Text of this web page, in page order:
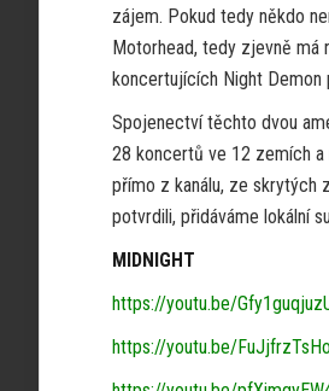
zájem. Pokud tedy někdo
Motorhead, tedy zjevně má
koncertujících Night Demon
Spojenectví těchto dvou
28 koncertů ve 12 zemích a
přímo z kanálu, ze skrytých
potvrdili, přidáváme lokální
MIDNIGHT
https://youtu.be/
https://youtu.be/FuJjfrzTsHo